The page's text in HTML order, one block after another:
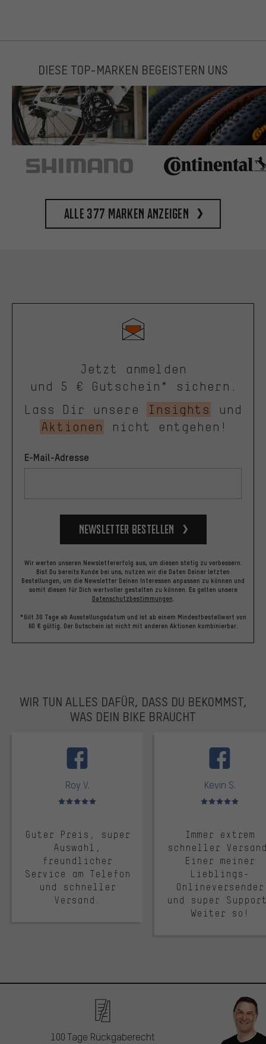
DIESE TOP-MARKEN BEGEISTERN UNS
Alle 377 Marken anzeigen
Jetzt anmelden
und 5 € Gutschein* sichern.
Lass Dir unsere
Insights
und
Aktionen
nicht entgehen!
E-Mail-Adresse
Newsletter bestellen
Wir werten unseren Newslettererfolg aus, um diesen stetig zu verbessern.
Bist Du bereits Kunde bei uns, nutzen wir die Daten Deiner letzten
Bestellungen, um die Newsletter Deinen Interessen anpassen zu können und
somit diesen für Dich wertvoller gestalten zu können. Es gelten unsere
Datenschutzbestimmungen.
*Gilt 30 Tage ab Ausstellungsdatum und ist ab einem Mindestbestellwert von
60 € gültig. Der Gutschein ist nicht mit anderen Aktionen kombinierbar.
WIR TUN ALLES DAFÜR, DASS DU BEKOMMST,
WAS DEIN BIKE BRAUCHT
Roy V.
Bewertungen: 5 von 5
Guter Preis, super
Auswahl,
freundlicher
Service am Telefon
und schneller
Versand.
Kevin S.
Bewertungen: 5 von 5
Immer extrem
schneller
Einer meiner
Lieblings-
Onlineversender
und super
Weiter so!
100 Tage Rückgaberecht